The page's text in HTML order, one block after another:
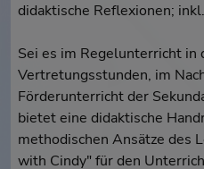
didaktische Reflexionen;
Sei es im Regelunterricht in
Vertretungsstunden, im
Förderunterricht der
bietet eine didaktische
methodischen Ansätze des
with Cindy" für den